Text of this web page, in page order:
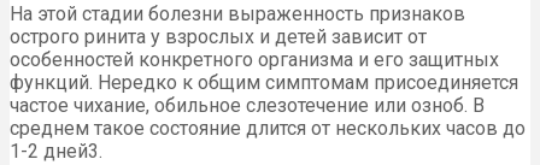
На этой стадии болезни выраженность признаков
острого ринита у взрослых и детей зависит от
особенностей конкретного организма и его защитных
функций. Нередко к общим симптомам присоединяется
частое чихание, обильное слезотечение или озноб. В
среднем такое состояние длится от нескольких часов до
1-2 дней3.